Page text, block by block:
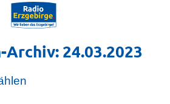
24.03.2023